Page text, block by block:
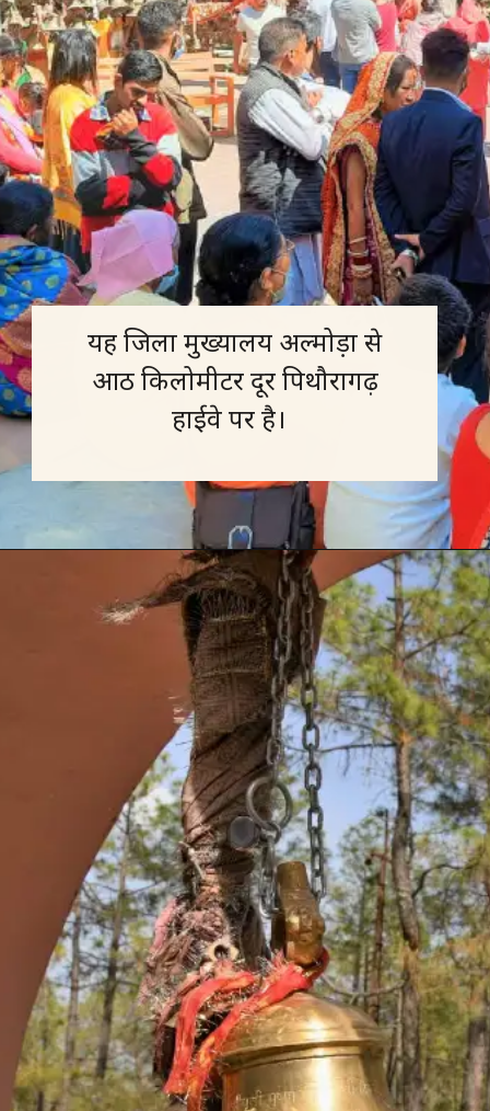
यह जिला मुख्यालय अल्मोड़ा से
आठ किलोमीटर दूर पिथौरागढ़
हाईवे पर है।